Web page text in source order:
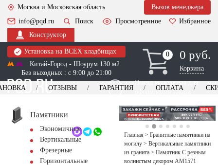
Москва и Московская область
Вызов менеджера
info@pqd.ru
Поиск Просмотренное
Избранное
Конструктор
Установка на ВСЕХ кладбищах
Китай-Город - Шоурум 130 м2
Без выходных : с 9:00 до 21:00
0
0 0 руб.
Корзина
Выезд менеджера для
оформления заказа
+7 (495) 518-44-23
Обратный звонок
ОТЗЫВЫ ГАРАНТИЯ ОПЛАТА
Памятники
Экономичные
Вертикальные
Фрезерные
Горизонтальные
Главная > Гранитные памятники на
могилу > Вертикальные памятники
из гранита > Памятник С резным
волнистым декором AM1571